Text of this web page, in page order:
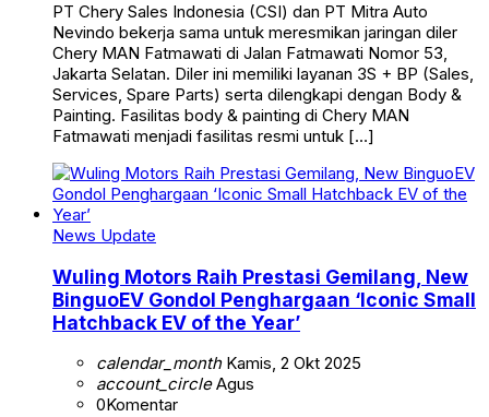
PT Chery Sales Indonesia (CSI) dan PT Mitra Auto
Nevindo bekerja sama untuk meresmikan jaringan diler
Chery MAN Fatmawati di Jalan Fatmawati Nomor 53,
Jakarta Selatan. Diler ini memiliki layanan 3S + BP (Sales,
Services, Spare Parts) serta dilengkapi dengan Body &
Painting. Fasilitas body & painting di Chery MAN
Fatmawati menjadi fasilitas resmi untuk […]
News Update
Wuling Motors Raih Prestasi Gemilang, New
BinguoEV Gondol Penghargaan ‘Iconic Small
Hatchback EV of the Year’
calendar_monthKamis, 2 Okt 2025
account_circleAgus
0Komentar